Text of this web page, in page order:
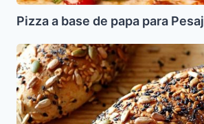
Pizza a base de papa para Pesaj
Pan
Multisemillas